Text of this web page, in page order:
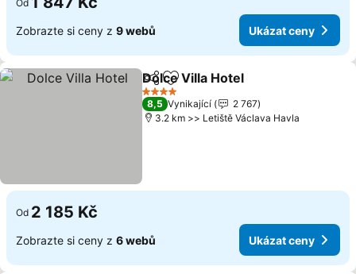
Od
Zobrazte si ceny z 9 webů Ukázat ceny
SdíletPřidat na seznam oblíbených
Dolce Villa Hotel
4 Počet hvězdiček
8,5 Vynikající
2 767
3.2 km >> Letiště Václava Havla
Od 2 185 Kč
Zobrazte si ceny z 6 webů Ukázat ceny